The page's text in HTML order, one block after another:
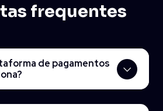
frequentes
de pagamentos